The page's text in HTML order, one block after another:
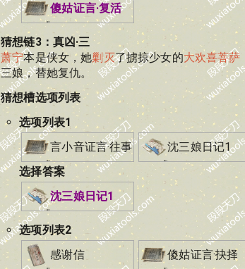
傻姑证言·复活
猜想链3： 真凶·三
萧宁本是侠女，她剿灭了掳掠少女的大欢喜菩萨
三娘，替她复仇。
猜想槽选项列表
选项列表1
言小音证言·往事
沈三娘日记1
选择答案
沈三娘日记1
选项列表2
感谢信
傻姑证言·抉择